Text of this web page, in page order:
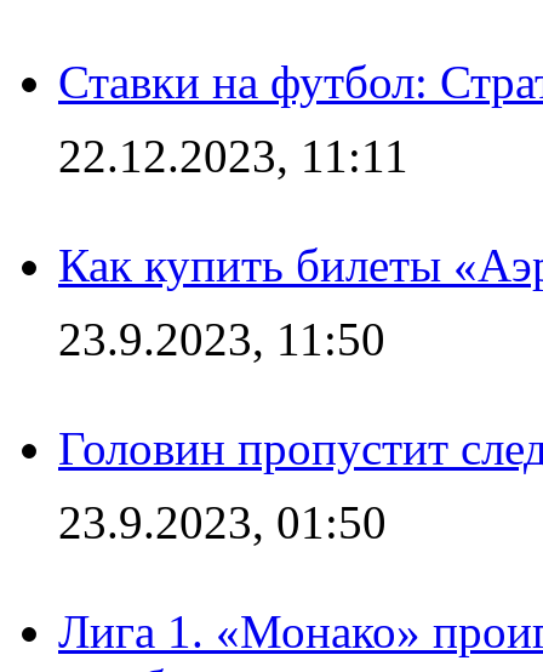
Ставки на футбол:
22.12.2023, 11:11
Как купить билеты
23.9.2023, 11:50
Головин пропустит
23.9.2023, 01:50
Лига 1. «Монако»